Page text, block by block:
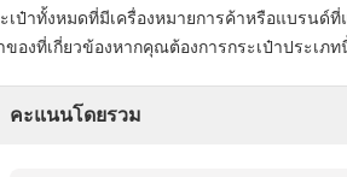
เป๋าทั้งหมดที่มีเครื่องหมายการค้าหรือแบรนด์
ของที่เกี่ยวข้องหากคุณต้องการกระเป๋าประเ
คะแนนโดยรวม